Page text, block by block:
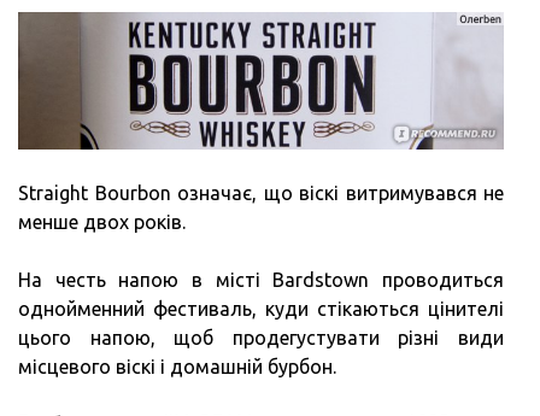
Straight Bourbon означає, що віскі витримувався не
менше двох років.
На честь напою в місті Bardstown проводиться
однойменний фестиваль, куди стікаються цінителі
цього напою, щоб продегустувати різні види
місцевого віскі і домашній бурбон.